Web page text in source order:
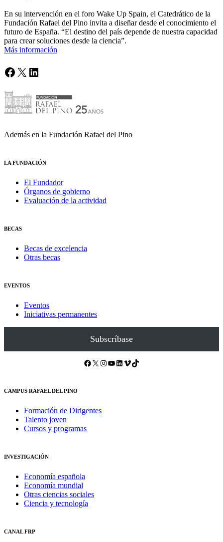
En su intervención en el foro Wake Up Spain, el Catedrático de la
Fundación Rafael del Pino invita a diseñar desde el conocimiento el
futuro de España. “El destino del país depende de nuestra capacidad
para crear soluciones desde la ciencia”.
Más información
Facebook
X LinkedIn
Además en la Fundación Rafael del Pino
LA FUNDACIÓN
El Fundador
Órganos de gobierno
Evaluación de la actividad
BECAS
Becas de excelencia
Otras becas
EVENTOS
Eventos
Iniciativas permanentes
Subscríbase
Facebook X Instagram YouTube LinkedIn Vimeo TikTok
CAMPUS RAFAEL DEL PINO
Formación de Dirigentes
Talento joven
Cursos y programas
INVESTIGACIÓN
Economía española
Economía mundial
Otras ciencias sociales
Ciencia y tecnología
CANAL FRP